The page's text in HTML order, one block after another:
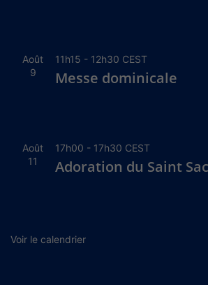
Août
9
11h15 - 12h30 CEST
Messe dominicale
Août
11
17h00 - 17h30 CEST
Adoration du Saint
Voir le calendrier